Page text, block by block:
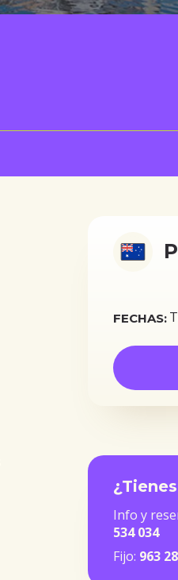
FECHAS:
Info y
534 034
Fijo: 963